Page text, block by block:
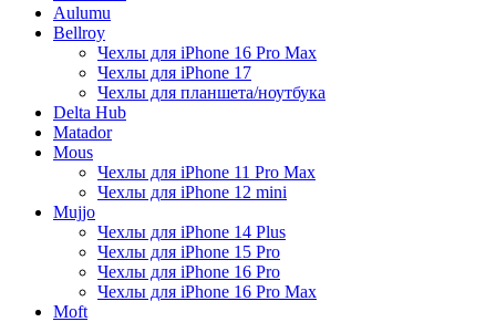
Aulumu
Bellroy
Чехлы для iPhone 16 Pro Max
Чехлы для iPhone 17
Чехлы для планшета/ноутбука
Delta Hub
Matador
Mous
Чехлы для iPhone 11 Pro Max
Чехлы для iPhone 12 mini
Mujjo
Чехлы для iPhone 14 Plus
Чехлы для iPhone 15 Pro
Чехлы для iPhone 16 Pro
Чехлы для iPhone 16 Pro Max
Moft